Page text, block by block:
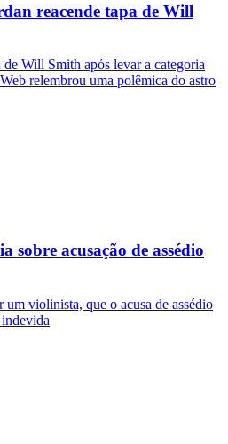
reacende tapa de Will
Will Smith após levar a categoria
relembrou uma polêmica do astro
sobre acusação de assédio
violinista, que o acusa de assédio